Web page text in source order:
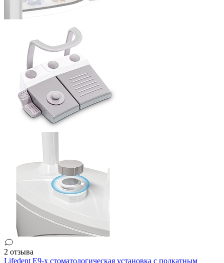
2 отзыва
Lifedent E9-x стоматологическая установка c подкатным